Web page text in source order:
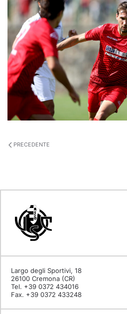
PRECEDENTE
Largo degli Sportivi, 18
26100 Cremona (CR)
Tel. +39 0372 434016
Fax. +39 0372 433248